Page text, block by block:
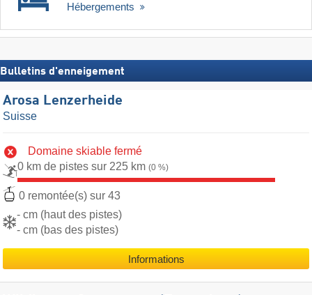
Hébergements
Bulletins d'enneigement
Arosa Lenzerheide
Suisse
Domaine skiable fermé
0 km de pistes sur 225 km (0 %)
0 remontée(s) sur 43
- cm (haut des pistes)
- cm (bas des pistes)
Informations